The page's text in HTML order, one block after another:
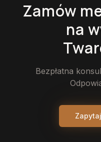
Zamów
na
Bezpłatna